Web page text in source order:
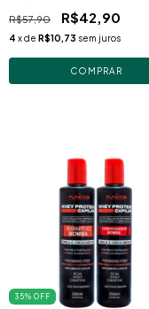
R$57,90 R$42,90
4 x de R$10,73 sem juros
35% OFF